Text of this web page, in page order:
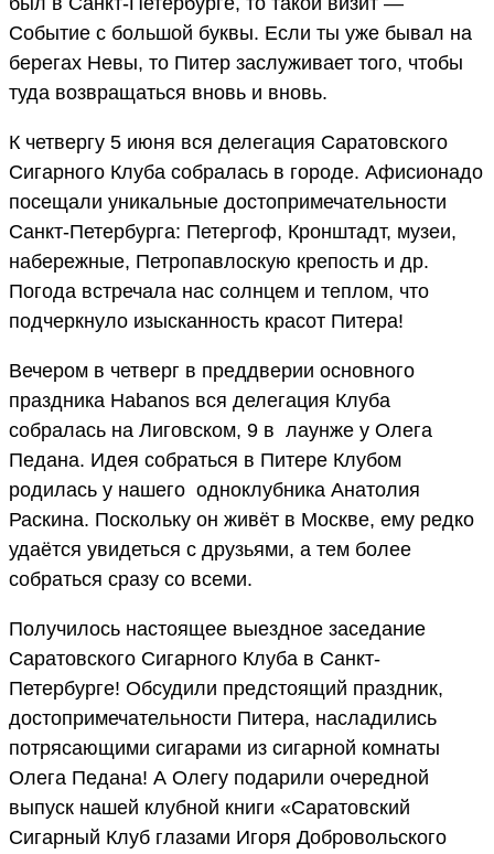
Событие с большой буквы. Если ты уже бывал на
берегах Невы, то Питер заслуживает того, чтобы
туда возвращаться вновь и вновь.
К четвергу 5 июня вся делегация Саратовского
Сигарного Клуба собралась в городе. Афисионадо
посещали уникальные достопримечательности
Санкт-Петербурга: Петергоф, Кронштадт, музеи,
набережные, Петропавлоскую крепость и др.
Погода встречала нас солнцем и теплом, что
подчеркнуло изысканность красот Питера!
Вечером в четверг в преддверии основного
праздника Habanos вся делегация Клуба
собралась на Лиговском, 9 в лаунже у Олега
Педана. Идея собраться в Питере Клубом
родилась у нашего одноклубника Анатолия
Раскина. Поскольку он живёт в Москве, ему редко
удаётся увидеться с друзьями, а тем более
собраться сразу со всеми.
Получилось настоящее выездное заседание
Саратовского Сигарного Клуба в Санкт-
Петербурге! Обсудили предстоящий праздник,
достопримечательности Питера, насладились
потрясающими сигарами из сигарной комнаты
Олега Педана! А Олегу подарили очередной
выпуск нашей клубной книги «Саратовский
Сигарный Клуб глазами Игоря Добровольского